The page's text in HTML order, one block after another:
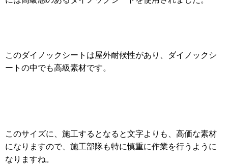
このダイノックシートは屋外耐候性があり、ダイノックシ
ートの中でも高級素材です。
このサイズに、施工するとなると文字よりも、高価な素材
になりますので、施工部隊も特に慎重に作業を行うように
なりますね。